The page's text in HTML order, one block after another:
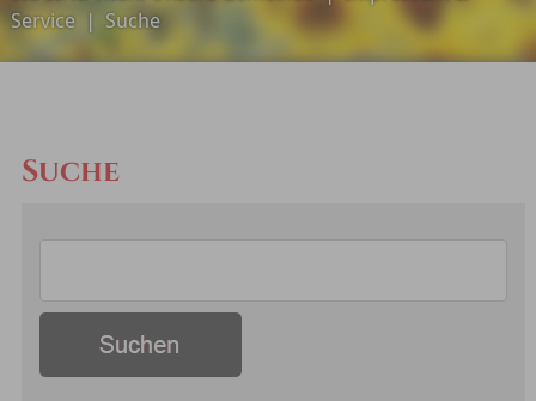
Service | Suche
Suche